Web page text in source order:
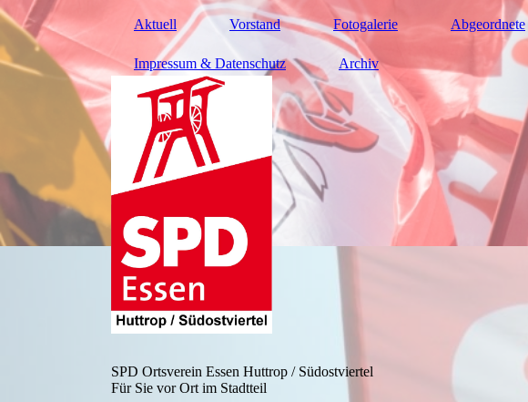
Aktuell Vorstand Fotogalerie Abgeordnete
Impressum & Datenschutz Archiv
SPD Ortsverein Essen Huttrop / Südostviertel
Für Sie vor Ort im Stadtteil